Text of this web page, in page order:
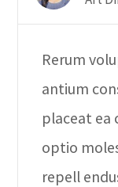
Rerum
antium
placeat ea
optio
repell